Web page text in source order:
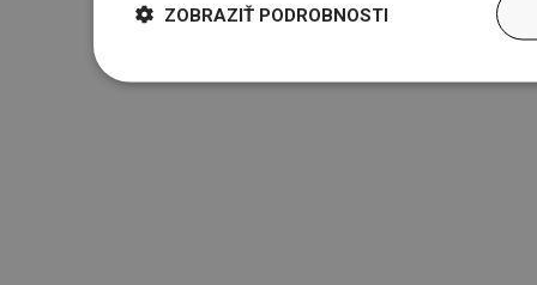
ZOBRAZIŤ PODROBNOSTI